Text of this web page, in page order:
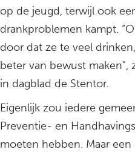
op de jeugd, terwijl ook
drankproblemen kampt.
door dat ze te veel
beter van bewust maken”,
in dagblad de Stentor.
Eigenlijk zou iedere
Preventie- en
moeten hebben. Maar